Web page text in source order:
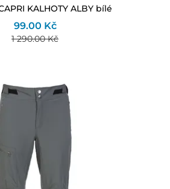
KALHOTY ALBY bílé
99.00 Kč
1 290.00 Kč